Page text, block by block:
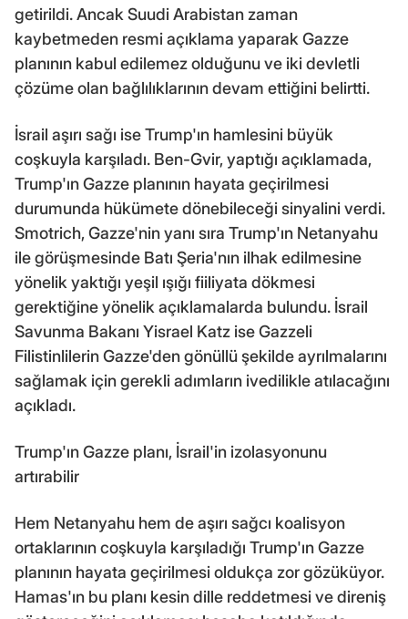
getirildi. Ancak Suudi Arabistan zaman
kaybetmeden resmi açıklama yaparak Gazze
planının kabul edilemez olduğunu ve iki devletli
çözüme olan bağlılıklarının devam ettiğini belirtti.
İsrail aşırı sağı ise Trump'ın hamlesini büyük
coşkuyla karşıladı. Ben-Gvir, yaptığı açıklamada,
Trump'ın Gazze planının hayata geçirilmesi
durumunda hükümete dönebileceği sinyalini verdi.
Smotrich, Gazze'nin yanı sıra Trump'ın Netanyahu
ile görüşmesinde Batı Şeria'nın ilhak edilmesine
yönelik yaktığı yeşil ışığı fiiliyata dökmesi
gerektiğine yönelik açıklamalarda bulundu. İsrail
Savunma Bakanı Yisrael Katz ise Gazzeli
Filistinlilerin Gazze'den gönüllü şekilde ayrılmalarını
sağlamak için gerekli adımların ivedilikle atılacağını
açıkladı.
Trump'ın Gazze planı, İsrail'in izolasyonunu
artırabilir
Hem Netanyahu hem de aşırı sağcı koalisyon
ortaklarının coşkuyla karşıladığı Trump'ın Gazze
planının hayata geçirilmesi oldukça zor gözüküyor.
Hamas'ın bu planı kesin dille reddetmesi ve direniş